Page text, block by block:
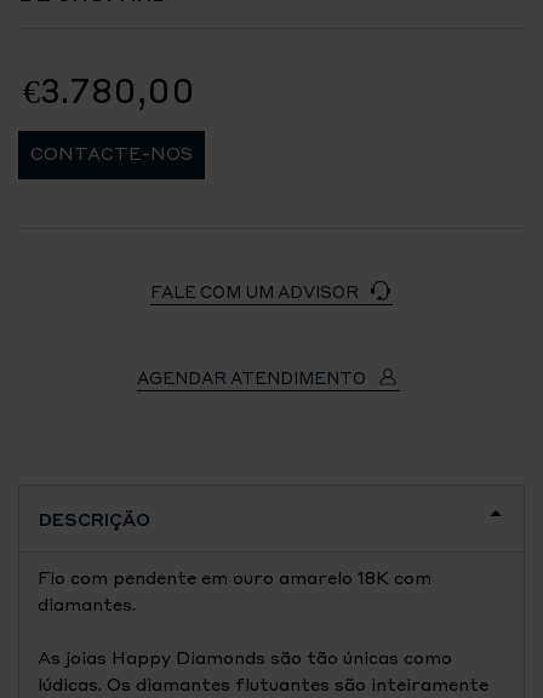
€3.780,00
CONTACTE-NOS
FALE COM UM ADVISOR
AGENDAR ATENDIMENTO
DESCRIÇÃO
Fio com pendente em ouro amarelo 18K com
diamantes.
As joias Happy Diamonds são tão únicas como
lúdicas. Os diamantes flutuantes são inteiramente